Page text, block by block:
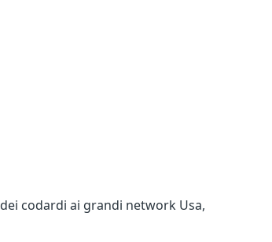
codardi ai grandi network Usa,